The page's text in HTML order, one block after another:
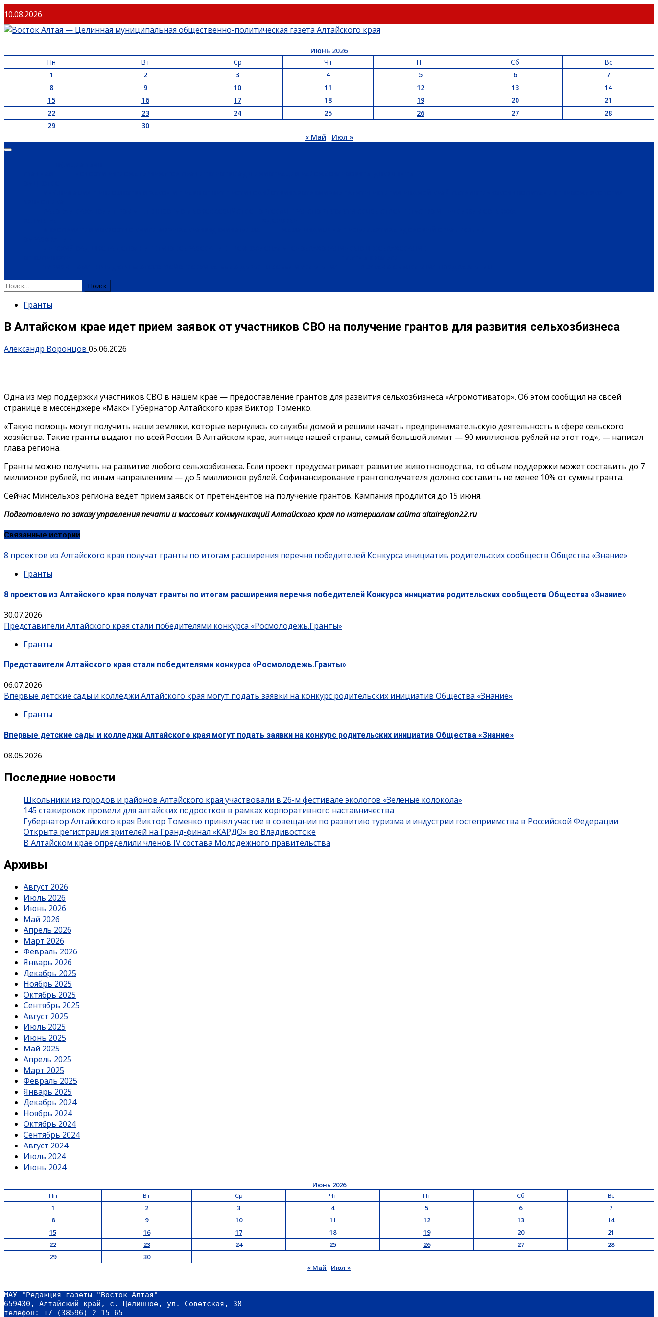
Перейти
к
содержимому
10.08.2026
Июнь 2026
Пн
Вт Ср Чт Пт Сб
Вс
1
2 3 4 5 6
7
8
9 10 11 12 13
14
15
16 17 18 19 20
21
22
23 24 25 26 27
28
29
30
« Май
Июл »
Основное
Найти:
Гранты
В Алтайском крае идет прием заявок от участников СВО на получение грантов для развития сельхозбизнеса
Александр Воронцов 05.06.2026
Одна из мер поддержки участников СВО в нашем крае — предоставление грантов для развития сельхозбизнеса «Агромотиватор». Об этом сообщил на своей
странице в мессенджере «Макс» Губернатор Алтайского края Виктор Томенко.
«Такую помощь могут получить наши земляки, которые вернулись со службы домой и решили начать предпринимательскую деятельность в сфере сельского
хозяйства. Такие гранты выдают по всей России. В Алтайском крае, житнице нашей страны, самый большой лимит — 90 миллионов рублей на этот год», — написал
глава региона.
Гранты можно получить на развитие любого сельхозбизнеса. Если проект предусматривает развитие животноводства, то объем поддержки может составить до 7
миллионов рублей, по иным направлениям — до 5 миллионов рублей. Софинансирование грантополучателя должно составить не менее 10% от суммы гранта.
Сейчас Минсельхоз региона ведет прием заявок от претендентов на получение грантов. Кампания продлится до 15 июня.
Подготовлено по заказу управления печати и массовых коммуникаций Алтайского края по материалам сайта altairegion22.ru
Связанные истории
8 проектов из Алтайского края получат гранты по итогам расширения перечня победителей Конкурса инициатив родительских сообществ Общества «Знание»
Гранты
8 проектов из Алтайского края получат гранты по итогам расширения перечня победителей Конкурса инициатив родительских сообществ Общества «Знание»
30.07.2026
Представители Алтайского края стали победителями конкурса «Росмолодежь.Гранты»
Гранты
Представители Алтайского края стали победителями конкурса «Росмолодежь.Гранты»
06.07.2026
Впервые детские сады и колледжи Алтайского края могут подать заявки на конкурс родительских инициатив Общества «Знание»
Гранты
Впервые детские сады и колледжи Алтайского края могут подать заявки на конкурс родительских инициатив Общества «Знание»
08.05.2026
Последние новости
Школьники из городов и районов Алтайского края участвовали в 26-м фестивале экологов «Зеленые колокола»
145 стажировок провели для алтайских подростков в рамках корпоративного наставничества
Губернатор Алтайского края Виктор Томенко принял участие в совещании по развитию туризма и индустрии гостеприимства в Российской Федерации
Открыта регистрация зрителей на Гранд-финал «КАРДО» во Владивостоке
В Алтайском крае определили членов IV состава Молодежного правительства
Архивы
Август 2026
Июль 2026
Июнь 2026
Май 2026
Апрель 2026
Март 2026
Февраль 2026
Январь 2026
Декабрь 2025
Ноябрь 2025
Октябрь 2025
Сентябрь 2025
Август 2025
Июль 2025
Июнь 2025
Май 2025
Апрель 2025
Март 2025
Февраль 2025
Январь 2025
Декабрь 2024
Ноябрь 2024
Октябрь 2024
Сентябрь 2024
Август 2024
Июль 2024
Июнь 2024
Июнь 2026
Пн
Вт Ср Чт Пт Сб
Вс
1
2 3 4 5 6
7
8
9 10 11 12 13
14
15
16 17 18 19 20
21
22
23 24 25 26 27
28
29
30
« Май
Июл »
МАУ "Редакция газеты "Восток Алтая"
659430, Алтайский край, с. Целинное, ул. Советская, 38
телефон: +7 (38596) 2-15-65